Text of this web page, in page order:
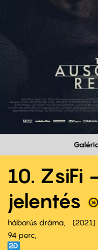
10. ZsiFi
jelentés
háborús dráma
2021
94 perc,